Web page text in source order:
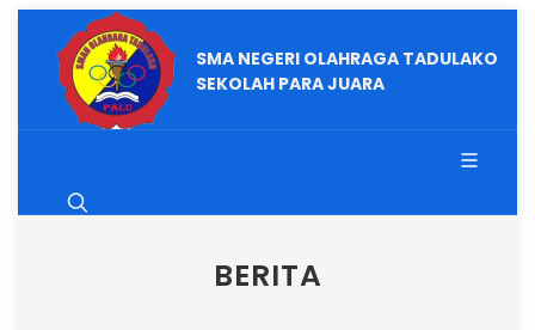
SMA NEGERI OLAHRAGA TADULAKO
SEKOLAH PARA JUARA
BERITA